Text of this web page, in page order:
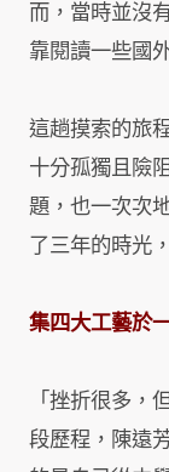
而，當時並沒
靠閱讀一些國
這趟摸索的旅
十分孤獨且險
題，也一次次
了三年的時光
集四大工藝於
「挫折很多
段歷程，陳遠